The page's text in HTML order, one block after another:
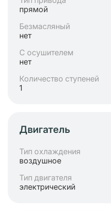
прямой
Безмасляный
нет
С осушителем
нет
Количество ступеней
1
Двигатель
Тип охлаждения
воздушное
Тип двигателя
электрический